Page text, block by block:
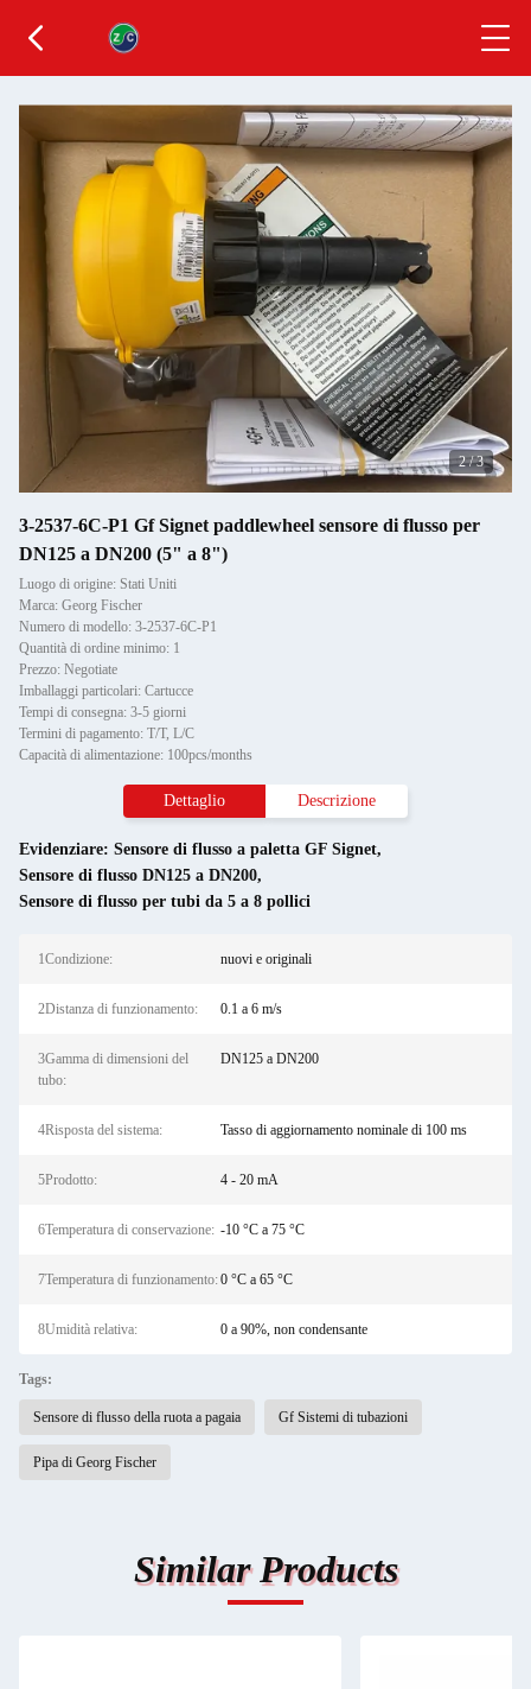
2/3
3-2537-6C-P1 Gf Signet paddlewheel sensore di flusso per
DN125 a DN200 (5" a 8")
Luogo di origine: Stati Uniti
Marca: Georg Fischer
Numero di modello: 3-2537-6C-P1
Quantità di ordine minimo: 1
Prezzo: Negotiate
Imballaggi particolari: Cartucce
Tempi di consegna: 3-5 giorni
Termini di pagamento: T/T, L/C
Capacità di alimentazione: 100pcs/months
Dettaglio Descrizione
Evidenziare: Sensore di flusso a paletta GF Signet,
Sensore di flusso DN125 a DN200,
Sensore di flusso per tubi da 5 a 8 pollici
1Condizione: nuovi e originali
2Distanza di funzionamento: 0.1 a 6 m/s
3Gamma di dimensioni del
tubo:
DN125 a DN200
4Risposta del sistema: Tasso di aggiornamento nominale di 100 ms
5Prodotto: 4 - 20 mA
6Temperatura di conservazione: -10 °C a 75 °C
7Temperatura di funzionamento:0 °C a 65 °C
8Umidità relativa: 0 a 90%, non condensante
Tags:
Sensore di flusso della ruota a pagaia Gf Sistemi di tubazioni
Pipa di Georg Fischer
Similar Products